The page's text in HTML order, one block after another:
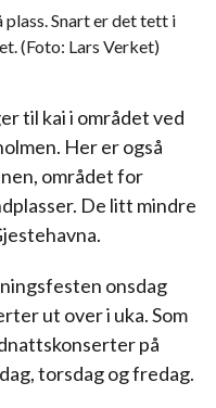
Snart er det tett i
(Foto: Lars Verket)
til kai i området ved
Her er også
området for
De litt mindre
onsdag
ut over i uka. Som
på
torsdag og fredag.